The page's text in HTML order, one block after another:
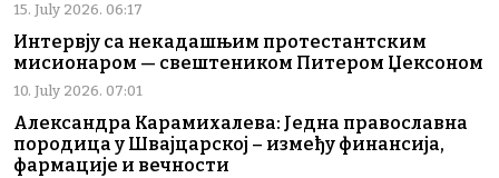
15. July 2026. 06:17
Интервју са некадашњим протестантским
мисионаром — свештеником Питером Џексоном
10. July 2026. 07:01
Александра Карамихалева: Једна православна
породица у Швајцарској – између финансија,
фармације и вечности